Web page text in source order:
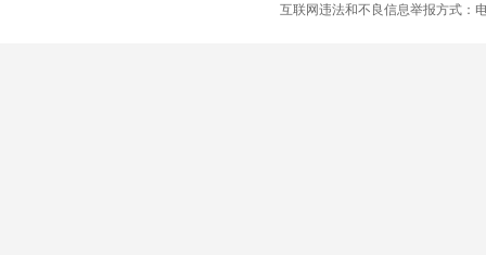
互联网违法和不良信息举报方式：